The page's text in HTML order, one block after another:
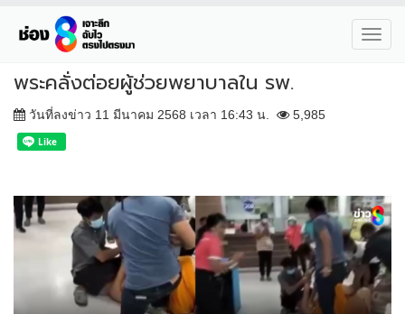
พระคลั่งต่อยผู้ช่วยพยาบาลใน รพ.
วันที่ลงข่าว 11 มีนาคม 2568 เวลา 16:43 น. 5,985